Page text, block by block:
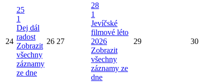
24
25
1
Dej dál
radost
Zobrazit
všechny
záznamy
ze dne
26 27
28
1
Jevíčské
filmové léto
2026
Zobrazit
všechny
záznamy ze
dne
29 30